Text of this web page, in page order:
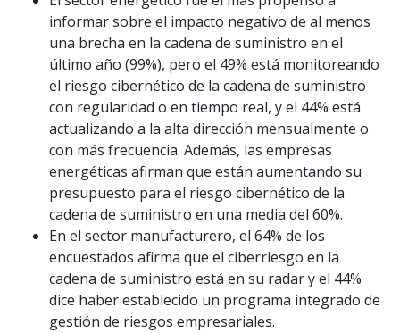
informar sobre el impacto negativo de al menos
una brecha en la cadena de suministro en el
último año (99%), pero el 49% está monitoreando
el riesgo cibernético de la cadena de suministro
con regularidad o en tiempo real, y el 44% está
actualizando a la alta dirección mensualmente o
con más frecuencia. Además, las empresas
energéticas afirman que están aumentando su
presupuesto para el riesgo cibernético de la
cadena de suministro en una media del 60%.
En el sector manufacturero, el 64% de los
encuestados afirma que el ciberriesgo en la
cadena de suministro está en su radar y el 44%
dice haber establecido un programa integrado de
gestión de riesgos empresariales.